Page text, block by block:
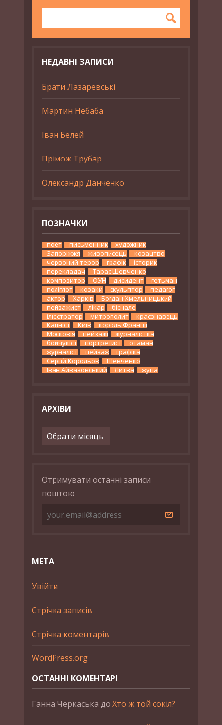
НЕДАВНІ ЗАПИСИ
Брати Лазаревські
Мартин Небаба
Іван Белей
Прімож Трубар
Олександр Данченко
ПОЗНАЧКИ
поет письменник
художник
Запоріжжя
живописець
козацтво
червоний терор
графік
історик
перекладач
Тарас Шевченко
композитор
ОУН дисидент
гетьман
поліглот
козаки скульптор
педагог
актор
Харків
Богдан Хмельницький
пейзажист
лікар
бієнале
ілюстратор
митрополит
краєзнавець
Капніст
Київ
король Франції
Московія
пейзажі
журналістка
бойчукіст
портретист
отаман
журналіст
пейзаж
графіка
Сергій Корольов
Шевченко
Іван Айвазовський
Литва жупа
АРХІВИ
Архіви
Отримувати останні записи
поштою
МЕТА
Увійти
Стрічка записів
Стрічка коментарів
WordPress.org
ОСТАННІ КОМЕНТАРІ
Ганна Черкаська до Хто ж той сокіл?